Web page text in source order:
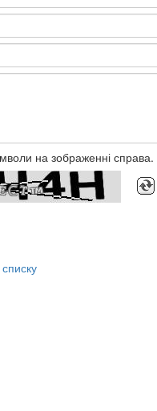
на зображенні справа.